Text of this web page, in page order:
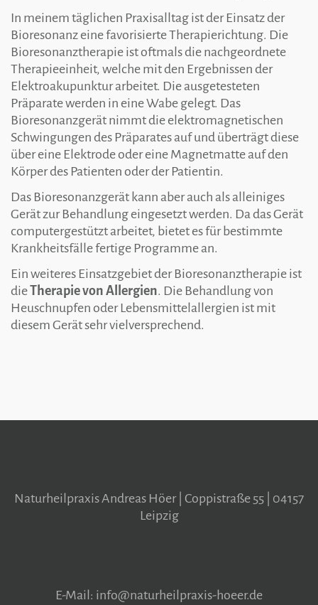
In meinem täglichen Praxisalltag ist der Einsatz der
Bioresonanz eine favorisierte Therapierichtung. Die
Bioresonanztherapie ist oftmals die nachgeordnete
Therapieeinheit, welche mit den Ergebnissen der
Elektroakupunktur arbeitet. Die ausgetesteten
Präparate werden in eine Wabe gelegt. Das
Bioresonanzgerät nimmt die elektromagnetischen
Schwingungen des Präparates auf und überträgt diese
über eine Elektrode oder eine Magnetmatte auf den
Körper des Patienten oder der Patientin.
Das Bioresonanzgerät kann aber auch als alleiniges
Gerät zur Behandlung eingesetzt werden. Da das Gerät
computergestützt arbeitet, bietet es für bestimmte
Krankheitsfälle fertige Programme an.
Ein weiteres Einsatzgebiet der Bioresonanztherapie ist
dieTherapie von Allergien. Die Behandlung von
Heuschnupfen oder Lebensmittelallergien ist mit
diesem Gerät sehr vielversprechend.
Naturheilpraxis Andreas Höer | Coppistraße 55 | 04157
Leipzig
E-Mail: info@naturheilpraxis-hoeer.de